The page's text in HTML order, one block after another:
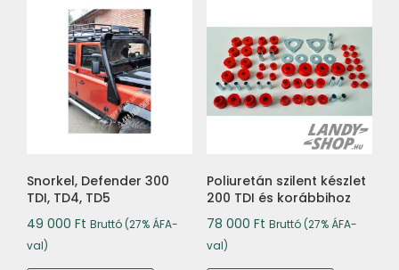
Snorkel, Defender 300
TDI, TD4, TD5
49 000 Ft Bruttó (27% ÁFA-
val)
Poliuretán szilent készlet
200 TDI és korábbihoz
78 000 Ft Bruttó (27% ÁFA-
val)